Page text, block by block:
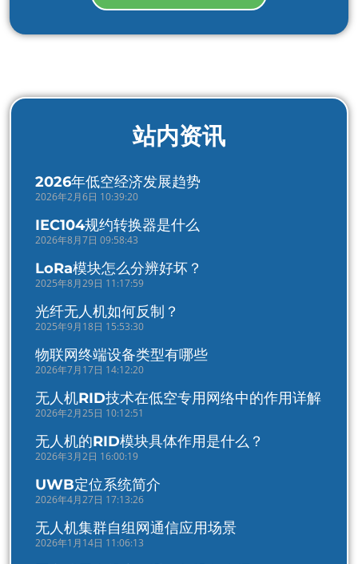
站内资讯
2026年低空经济发展趋势
2026年2月6日 10:39:20
IEC104规约转换器是什么
2026年8月7日 09:58:43
LoRa模块怎么分辨好坏？
2025年8月29日 11:17:59
光纤无人机如何反制？
2025年9月18日 15:53:30
物联网终端设备类型有哪些
2026年7月17日 14:12:20
无人机RID技术在低空专用网络中的作用详解
2026年2月25日 10:12:51
无人机的RID模块具体作用是什么？
2026年3月2日 16:00:19
UWB定位系统简介
2026年4月27日 17:13:26
无人机集群自组网通信应用场景
2026年1月14日 11:06:13